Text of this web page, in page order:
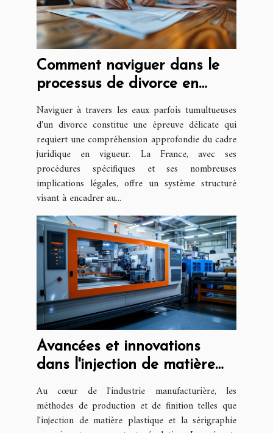
Comment naviguer dans le
processus de divorce en
Naviguer à travers les eaux parfois tumultueuses
d'un divorce constitue une épreuve délicate qui
requiert une compréhension approfondie du cadre
juridique en vigueur. La France, avec ses
procédures spécifiques et ses nombreuses
implications légales, offre un système structuré
visant à encadrer au...
Avancées et innovations
dans l'injection de matière
Au cœur de l'industrie manufacturière, les
méthodes de production et de finition telles que
l'injection de matière plastique et la sérigraphie